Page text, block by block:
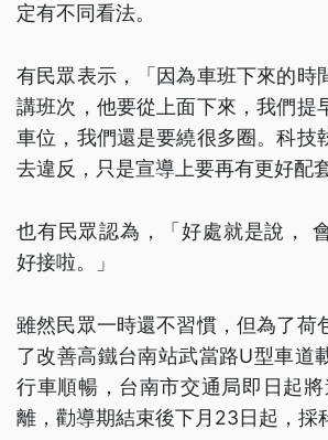
定有不同看法。
有民眾表示，「因為車班下來的時
講班次，他要從上面下來，我們提
車位，我們還是要繞很多圈。科技
去違反，只是宣導上要再有更好配
也有民眾認為，「好處就是說，
好接啦。」
雖然民眾一時還不習慣，但為了荷
了改善高鐵台南站武當路U型車道
行車順暢，台南市交通局即日起
離，勸導期結束後下月23日起，採